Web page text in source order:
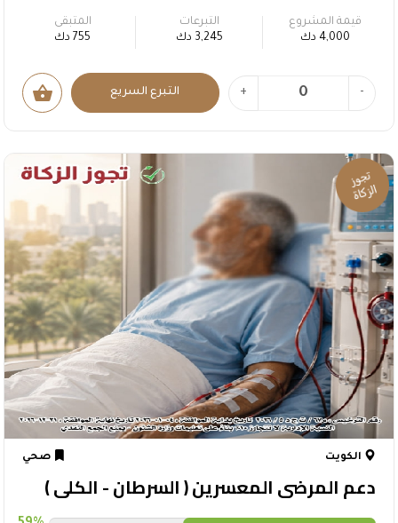
قيمة المشروع
4,000 دك
التبرعات
3,245 دك
المتبقى
755 دك
-
+ التبرع السريع shopping_basket
الكويت صحي
دعم المرضى المعسرين ( السرطان - الكلى )